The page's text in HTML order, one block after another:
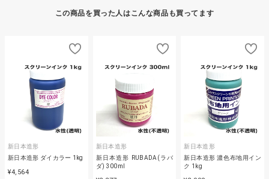
この商品を買った人はこんな商品も買ってます
新日本造形
新日本造形 ダイカラー 1kg
¥4,564
新日本造形
新日本造形 RUBADA(ラバ
ダ) 300ml
新日本造形
新日本造形 濃色布地用イン
ク 1kg